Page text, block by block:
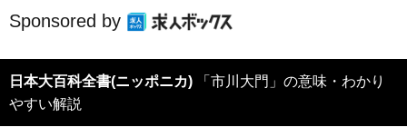
Sponsored by
日本大百科全書(ニッポニカ)
やすい解説